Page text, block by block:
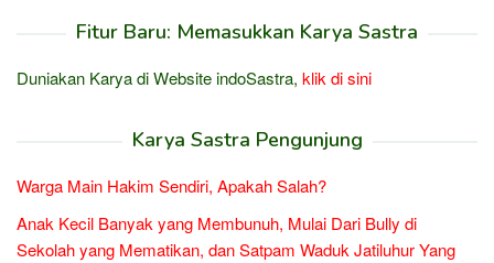
Fitur Baru: Memasukkan Karya Sastra
Duniakan Karya di Website indoSastra, klik di sini
Karya Sastra Pengunjung
Warga Main Hakim Sendiri, Apakah Salah?
Anak Kecil Banyak yang Membunuh, Mulai Dari Bully di
Sekolah yang Mematikan, dan Satpam Waduk Jatiluhur Yang